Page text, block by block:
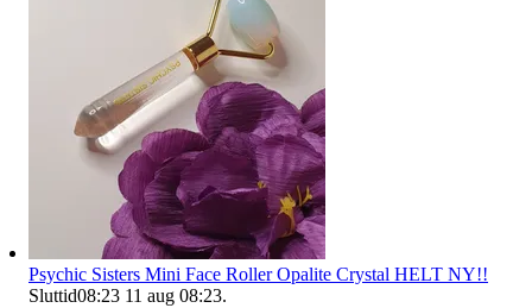
Psychic Sisters Mini Face Roller Opalite Crystal HELT NY!!
Sluttid08:23 11 aug 08:23.